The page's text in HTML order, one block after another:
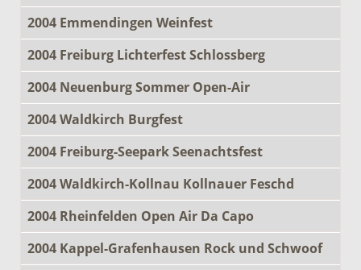
2004 Emmendingen Weinfest
2004 Freiburg Lichterfest Schlossberg
2004 Neuenburg Sommer Open-Air
2004 Waldkirch Burgfest
2004 Freiburg-Seepark Seenachtsfest
2004 Waldkirch-Kollnau Kollnauer Feschd
2004 Rheinfelden Open Air Da Capo
2004 Kappel-Grafenhausen Rock und Schwoof